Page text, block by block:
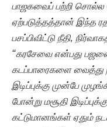
பாஜகவைப் பற்றி
ஏற்படுத்தத்தான் இந்த
பசப்பிவிட்டு நீதி,
“கரசேவை என்பது
கடப்பாரைகளை வைத்து
இடிப்புக்கு முன்பே
போன்று மசூதி
கட்டுமானங்கள் ஏதும்